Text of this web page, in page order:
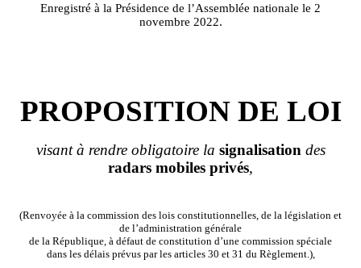
Enregistré à la Présidence de l’Assemblée nationale le 2
novembre 2022.
PROPOSITION DE LOI
visant à rendre obligatoire la signalisation des
radars mobiles privés,
(Renvoyée à la commission des lois constitutionnelles, de la législation et
de l’administration générale
de la République, à défaut de constitution d’une commission spéciale
dans les délais prévus par les articles 30 et 31 du Règlement.),